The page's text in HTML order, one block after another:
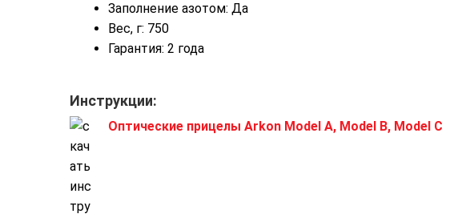
Заполнение азотом: Да
Вес, г: 750
Гарантия: 2 года
Инструкции:
Оптические прицелы Arkon Model A, Model B, Model C